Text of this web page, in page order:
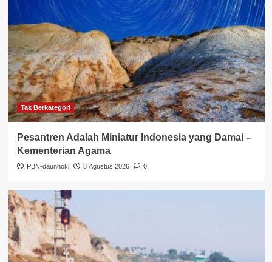
Tak Berkategori
Pesantren Adalah Miniatur Indonesia yang Damai –
Kementerian Agama
PBN-daunhoki 8 Agustus 2026 0